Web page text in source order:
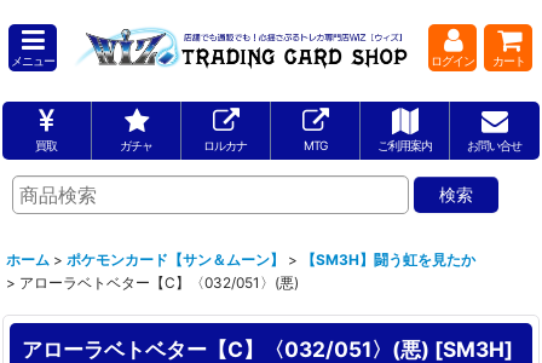
メニュー ログイン カート
買取 ガチャ ロルカナ MTG ご利用案内 お問い合せ
ホーム > ポケモンカード【サン＆ムーン】 >
【SM3H】闘う虹を見たか
> アローラベトベター【C】〈032/051〉(悪)
アローラベトベター【C】〈032/051〉(悪) [SM3H]